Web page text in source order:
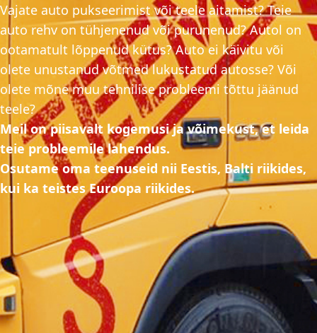
Vajate auto pukseerimist või teele aitamist? Teie
auto rehv on tühjenenud või purunenud? Autol on
ootamatult lõppenud kütus? Auto ei käivitu või
olete unustanud võtmed lukustatud autosse? Või
olete mõne muu tehnilise probleemi tõttu jäänud
teele?
Meil on piisavalt kogemusi ja võimekust, et leida
teie probleemile lahendus.
Osutame oma teenuseid nii Eestis, Balti riikides,
kui ka teistes Euroopa riikides.